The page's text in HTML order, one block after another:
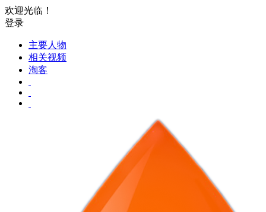
欢迎光临！
登录
主要人物
相关视频
淘客